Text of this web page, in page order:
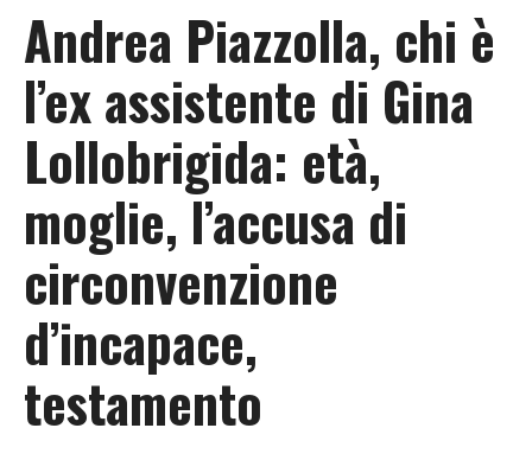
Andrea Piazzolla, chi è
l’ex assistente di Gina
Lollobrigida: età,
moglie, l’accusa di
circonvenzione
d’incapace,
testamento